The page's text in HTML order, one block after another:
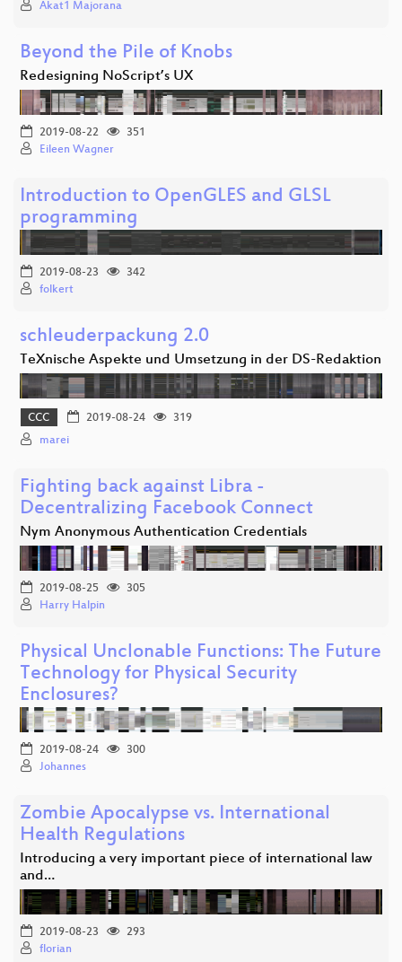
Akat1 Majorana
Beyond the Pile of Knobs
Redesigning NoScript’s UX
2019-08-22
351
Eileen Wagner
Introduction to OpenGLES and GLSL
programming
2019-08-23
342
folkert
schleuderpackung 2.0
TeXnische Aspekte und Umsetzung in der DS-Redaktion
CCC 2019-08-24
319
marei
Fighting back against Libra -
Decentralizing Facebook Connect
Nym Anonymous Authentication Credentials
2019-08-25
305
Harry Halpin
Physical Unclonable Functions: The Future
Technology for Physical Security
Enclosures?
2019-08-24
300
Johannes
Zombie Apocalypse vs. International
Health Regulations
Introducing a very important piece of international law
and…
2019-08-23
293
florian